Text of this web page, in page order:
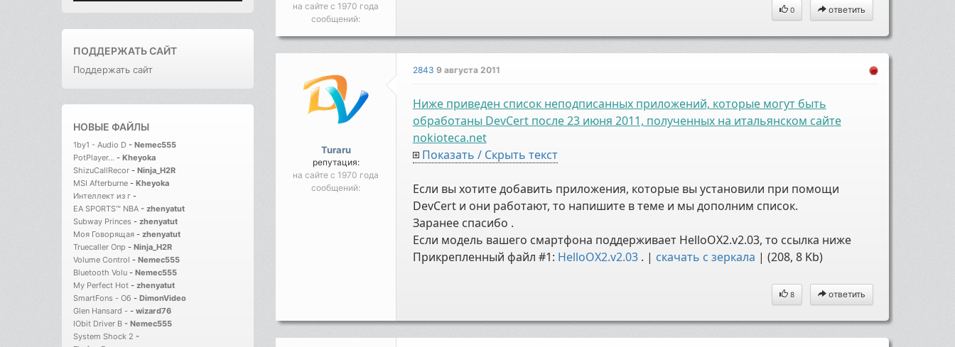
ПОДДЕРЖАТЬ САЙТ
Поддержать сайт
НОВЫЕ ФАЙЛЫ
1by1 - Audio D - Nemec555
PotPlayer... - Kheyoka
ShizuCallRecor - Ninja_H2R
MSI Afterburne - Kheyoka
Интеллект из г -
EA SPORTS™ NBA - zhenyatut
Subway Princes - zhenyatut
Моя Говорящая - zhenyatut
Truecaller Опр - Ninja_H2R
Volume Control - Nemec555
Bluetooth Volu - Nemec555
My Perfect Hot - zhenyatut
SmartFons - Об - DimonVideo
Glen Hansard - - wizard76
IObit Driver B - Nemec555
System Shock 2 -
на сайте с 1970 года
сообщений:
0 ответить
Turaru
репутация:
на сайте с 1970 года
сообщений:
2843 9 августа 2011
Ниже приведен список неподписанных приложений, которые могут ​​быть
обработаны DevCert после 23 июня 2011, полученных на итальянском сайте
nokioteca.net
Показать / Скрыть текст
Если вы хотите добавить приложения, которые вы установили при помощи
DevCert и они работают, то напишите в теме и мы дополним список.
Заранее спасибо .
Если модель вашего смартфона поддерживает HelloOX2.v2.03, то ссылка ниже
Прикрепленный файл #1: HelloOX2.v2.03. | скачать с зеркала | (208, 8 Kb)
8 ответить